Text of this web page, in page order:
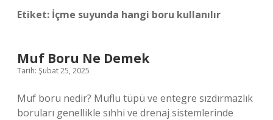
Etiket: İçme suyunda hangi boru kullanılır
Muf Boru Ne Demek
Tarih: Şubat 25, 2025
Muf boru nedir? Muflu tüpü ve entegre sızdırmazlık
boruları genellikle sıhhi ve drenaj sistemlerinde